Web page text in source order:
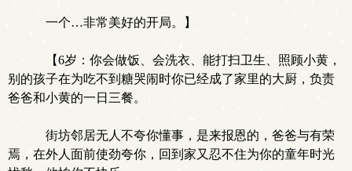
一个…非常美好的开局。】
【6岁：你会做饭、会洗衣、能打扫卫生、照顾小黄，
别的孩子在为吃不到糖哭闹时你已经成了家里的大厨，负责
爸爸和小黄的一日三餐。
街坊邻居无人不夸你懂事，是来报恩的，爸爸与有荣
焉，在外人面前使劲夸你，回到家又忍不住为你的童年时光